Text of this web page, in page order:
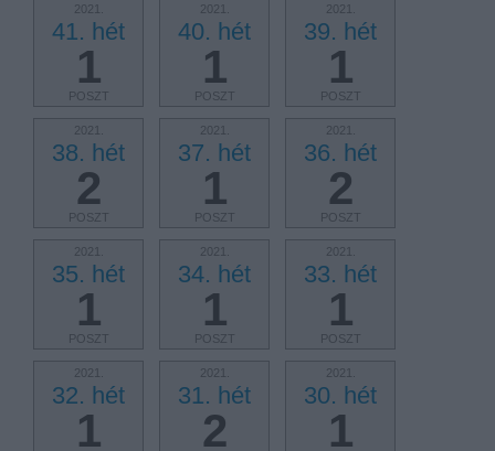
2021.
41. hét
1
POSZT
2021.
40. hét
1
POSZT
2021.
39. hét
1
POSZT
2021.
38. hét
2
POSZT
2021.
37. hét
1
POSZT
2021.
36. hét
2
POSZT
2021.
35. hét
1
POSZT
2021.
34. hét
1
POSZT
2021.
33. hét
1
POSZT
2021.
32. hét
1
2021.
31. hét
2
2021.
30. hét
1